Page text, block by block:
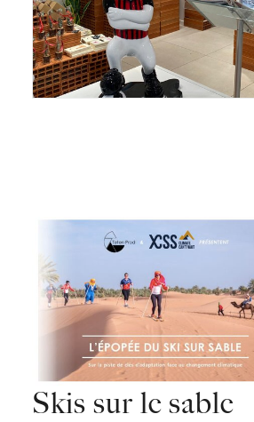
Skis sur le sable